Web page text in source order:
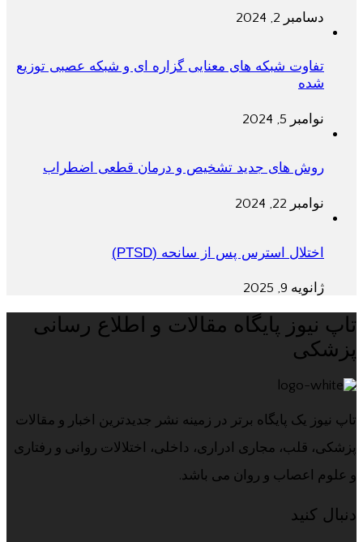
دسامبر 2, 2024
تفاوت شبکه های معنایی گزاره ای و شبکه عصبی توزیع
شده
نوامبر 5, 2024
روش های جدید تشخیص و درمان قطعی اضطراب
نوامبر 22, 2024
اختلال استرس پس از سانحه (PTSD)
ژانویه 9, 2025
تاپ نیوز پایگاه مقالات و اطلاع رسانی
پزشکی
تاپ نیوز یک پایگاه برتر در زمینه نشر جدیدترین اخبار و مقالات
پزشکی، قلب، مجاری ادراری، داخلی، اختلالات روانی و رفتاری
و علوم اعصاب و روان می باشد.
دنبال کنید